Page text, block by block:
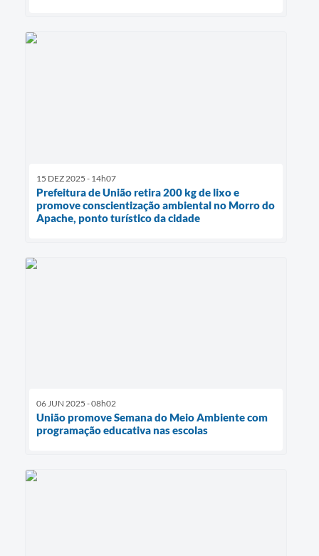
15 DEZ 2025 - 14h07
Prefeitura de União retira 200 kg de lixo e
promove conscientização ambiental no Morro do
Apache, ponto turístico da cidade
06 JUN 2025 - 08h02
União promove Semana do Meio Ambiente com
programação educativa nas escolas